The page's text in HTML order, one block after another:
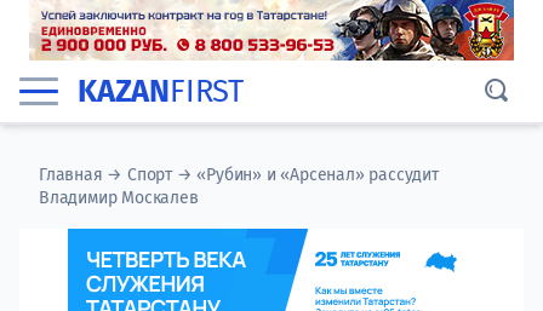
KAZANFIRST
Главная →Спорт→ «Рубин» и «Арсенал» рассудит
Владимир Москалев